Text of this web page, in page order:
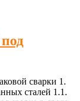
сварки 1.
сталей 1.1.